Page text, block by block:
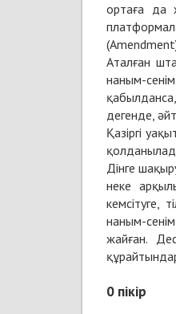
ортаға да
Аталған
наным-
дегенде,
Қазіргі
Дінге
неке
кемсітуге,
наным-
жайған.
0 пікір